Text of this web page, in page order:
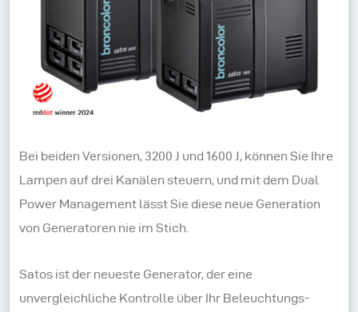
Bei beiden Versionen, 3200 J und 1600 J, können Sie Ihre
Lampen auf drei Kanälen steuern, und mit dem Dual
Power Management lässt Sie diese neue Generation
von Generatoren nie im Stich.
Satos ist der neueste Generator, der eine
unvergleichliche Kontrolle über Ihr Beleuchtungs-